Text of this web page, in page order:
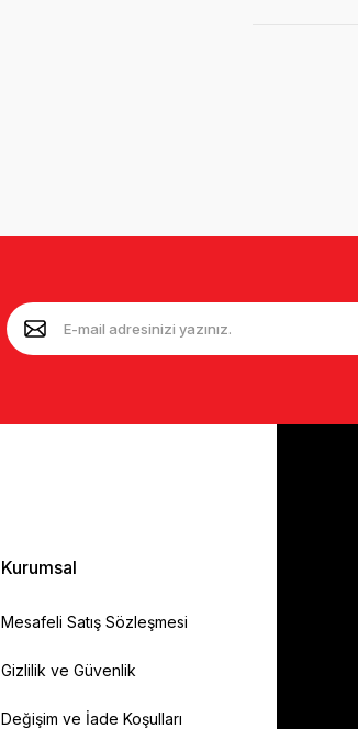
Kurumsal
Mesafeli Satış Sözleşmesi
Gizlilik ve Güvenlik
Değişim ve İade Koşulları